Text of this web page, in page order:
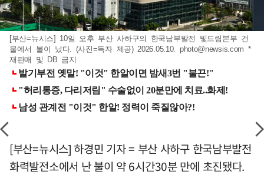
[부산=뉴시스] 10일 오후 부산 사하구의 한국남부발전 빛드림본부 건
물에서 불이 났다. (사진=독자 제공) 2026.05.10. photo@newsis.com *
재판매 및 DB 금지
[부산=뉴시스] 하경민 기자 = 부산 사하구 한국남부발전
화력발전소에서 난 불이 약 6시간30분 만에 초진됐다.